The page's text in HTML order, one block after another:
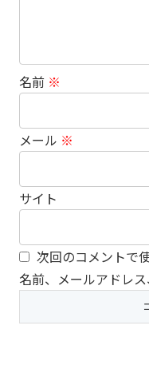
名前 ※
メール ※
サイト
次回のコメントで
名前、メールアドレ